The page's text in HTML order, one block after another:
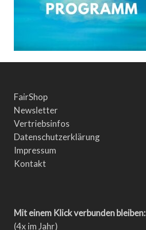
FairShop
Newsletter
Vertriebsinfos
Datenschutzerklärung
Impressum
Kontakt
Mit einem Klick verbunden bleiben:
(4x im Jahr)